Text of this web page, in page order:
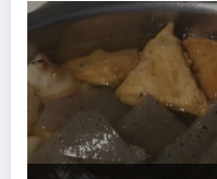
おでんにしました。Oden